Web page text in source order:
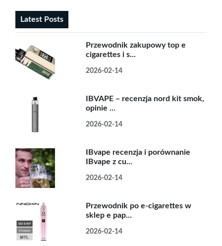
Latest Posts
Przewodnik zakupowy top e
cigarettes i s...
2026-02-14
IBVAPE – recenzja nord kit smok,
opinie ...
2026-02-14
IBvape recenzja i porównanie
IBvape z cu...
2026-02-14
Przewodnik po e-cigarettes w
sklep e pap...
2026-02-14